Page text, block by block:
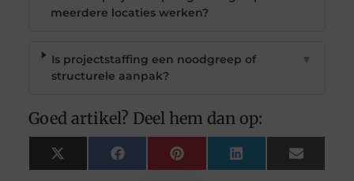
meerdere locaties werken?
Is projectstaffing een noodgreep of
structurele aanpak?
▼
Goed artikel? Deel hem dan op:
X
(Twitter)
FacebookPinterest LinkedIn Email